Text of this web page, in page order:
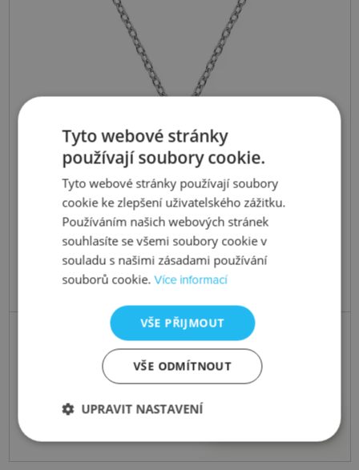
Přívěsek Diamond Amulets DP722
1828 Kč
Tyto webové stránky
používají soubory cookie.
Tyto webové stránky používají soubory
cookie ke zlepšení uživatelského zážitku.
Používáním našich webových stránek
souhlasíte se všemi soubory cookie v
souladu s našimi zásadami používání
souborů cookie.Více informací
VŠE PŘIJMOUT
VŠE ODMÍTNOUT
UPRAVIT NASTAVENÍ